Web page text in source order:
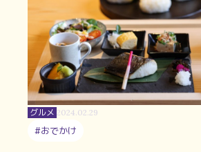
グルメ 2024.02.29
#おでかけ